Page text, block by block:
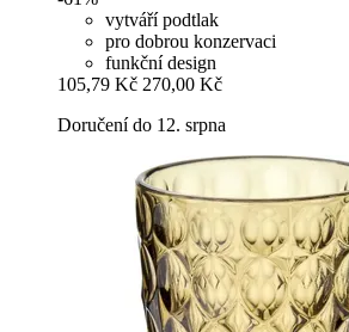
vytváří podtlak
pro dobrou konzervaci
funkční design
105,79 Kč 270,00 Kč
Doručení do 12. srpna